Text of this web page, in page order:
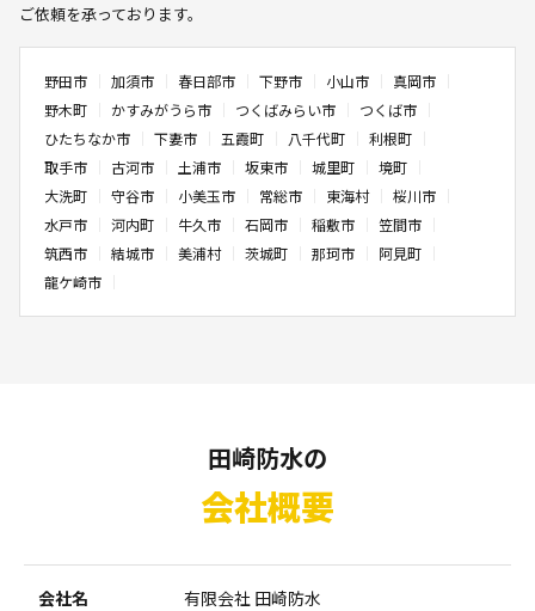
ご依頼を承っております。
野田市 加須市 春日部市 下野市 小山市
真岡市
野木町
かすみがうら市 つくばみらい市
つくば市
ひたちなか市
下妻市 五霞町 八千代町
利根町
取手市
古河市 土浦市 坂東市 城里町
境町
大洗町
守谷市 小美玉市 常総市 東海村
桜川市
水戸市
河内町 牛久市 石岡市 稲敷市
笠間市
筑西市
結城市 美浦村 茨城町 那珂市
阿見町
龍ケ崎市
田崎防水の
会社概要
会社名 有限会社 田崎防水